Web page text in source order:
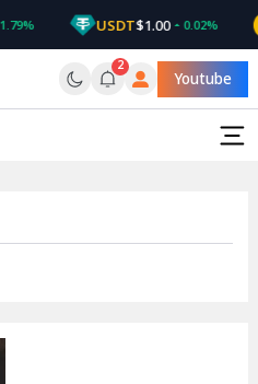
USDT$1.00 0.02%
2
Youtube